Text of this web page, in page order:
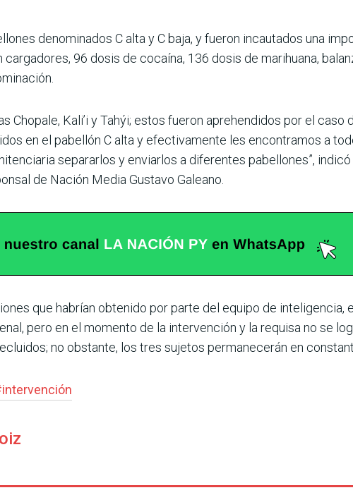
denominados C alta y C baja, y fueron incautados una
96 dosis de cocaína, 136 dosis de marihuana,
Chopale, Kali’i y Tahýi; estos fueron aprehendidos por el caso
en el pabellón C alta y efectivamente les encontramos a
separarlos y enviarlos a diferentes pabellones”,
de Nación Media Gustavo Galeano.
que habrían obtenido por parte del equipo de inteligencia,
pero en el momento de la intervención y la requisa no se
no obstante, los tres sujetos permanecerán en
intervención